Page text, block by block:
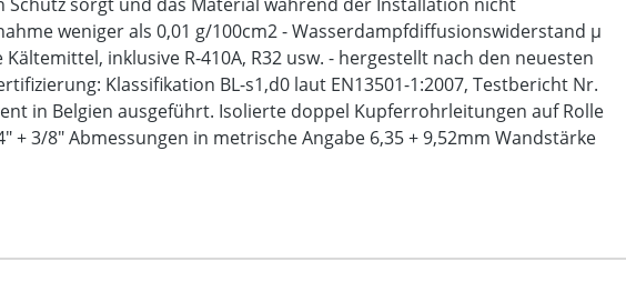
weniger als 0,01 g/100cm2 - Wasserdampfdiffusionswiderstand μ
inklusive R-410A, R32 usw. - hergestellt nach den neuesten
Klassifikation BL-s1,d0 laut EN13501-1:2007, Testbericht Nr.
in Belgien ausgeführt. Isolierte doppel Kupferrohrleitungen auf Rolle
3/8" Abmessungen in metrische Angabe 6,35 + 9,52mm Wandstärke